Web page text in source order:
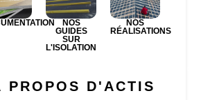
NOS
GUIDES
SUR
L'ISOLATION
NOS
RÉALISATIONS
PROPOS D'ACTIS